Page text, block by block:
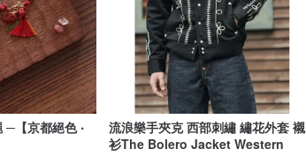
─【京都絕色 ‧
流浪樂手夾克 西部刺繡 繡花外套 襯
衫The Bolero Jacket Western